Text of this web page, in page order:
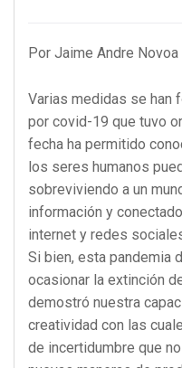
Por Jaime Andre Novoa
Varias medidas se han
por covid-19 que tuvo
fecha ha permitido
los seres humanos
sobreviviendo a un
información y
internet y redes
Si bien, esta pandemia
ocasionar la extinción
demostró nuestra
creatividad con las
de incertidumbre que